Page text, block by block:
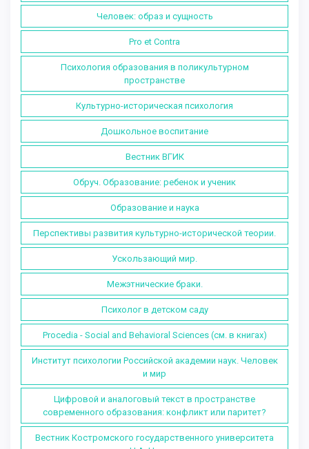
Человек: образ и сущность
Pro et Contra
Психология образования в поликультурном
пространстве
Культурно-историческая психология
Дошкольное воспитание
Вестник ВГИК
Обруч. Образование: ребенок и ученик
Образование и наука
Перспективы развития культурно-исторической теории.
Ускользающий мир.
Межэтнические браки.
Психолог в детском саду
Procedia - Social and Behavioral Sciences (см. в книгах)
Институт психологии Российской академии наук. Человек
и мир
Цифровой и аналоговый текст в пространстве
современного образования: конфликт или паритет?
Вестник Костромского государственного университета